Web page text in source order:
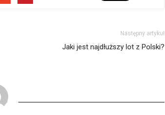
Następny artykuł
Jaki jest najdłuższy lot z Polski?